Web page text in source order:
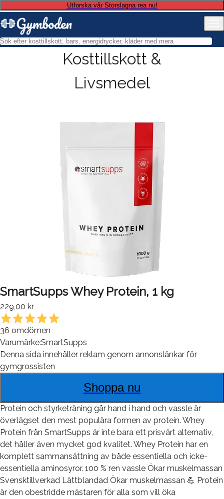
Utforska vår Storslagna rea nu!
Kosttillskott &
Livsmedel
SmartSupps Whey Protein, 1 kg
229,00 kr
36 omdömen
Varumärke:SmartSupps
Denna sida innehåller reklam genom annonslänkar för
gymgrossisten
Shoppa nu
Protein och styrketräning går hand i hand och vassle är
överlägset den mest populära formen av protein. Whey
Protein från SmartSupps är inte bara ett prisvärt alternativ,
det håller även mycket god kvalitet. Whey Protein har en
komplett sammansättning av både essentiella och icke-
essentiella aminosyror. 100 % ren vassle Ökar muskelmassan
Svensktillverkad Lättblandad Ökar muskelmassan 💪 Protein
är den obestridde mästaren för alla som vill öka